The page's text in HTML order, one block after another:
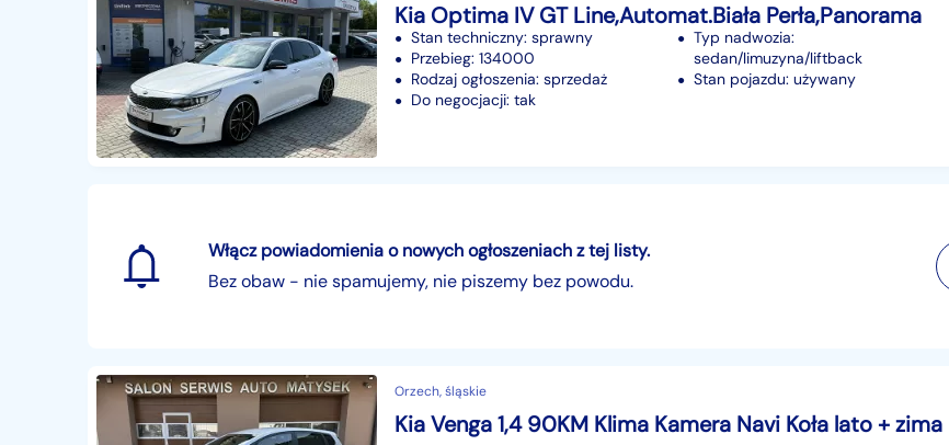
Kia Optima IV GT Line,Automat.Biała Perła,Panorama
Stan techniczny: sprawny
Przebieg: 134000
Rodzaj ogłoszenia: sprzedaż
Do negocjacji: tak
Typ nadwozia:
sedan/limuzyna/liftback
Stan pojazdu: używany
Włącz powiadomienia o nowych ogłoszeniach z tej listy.
Bez obaw - nie spamujemy, nie piszemy bez powodu.
Orzech, śląskie
Kia Venga 1,4 90KM Klima Kamera Navi Koła lato + zima